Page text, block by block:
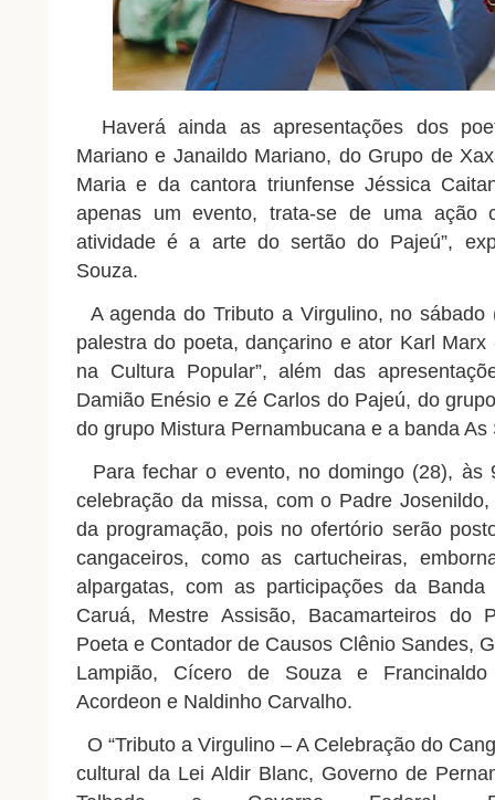
Haverá ainda as apresentações dos
Mariano e Janaildo Mariano, do Grupo de
Maria e da cantora triunfense Jéssica
apenas um evento, trata-se de uma ação
atividade é a arte do sertão do Pajeú”,
Souza.
A agenda do Tributo a Virgulino, no
palestra do poeta, dançarino e ator Karl Marx
na Cultura Popular”, além das
Damião Enésio e Zé Carlos do Pajeú, do
do grupo Mistura Pernambucana e a banda As
Para fechar o evento, no domingo (28), às
celebração da missa, com o Padre
da programação, pois no ofertório serão
cangaceiros, como as cartucheiras,
alpargatas, com as participações da
Caruá, Mestre Assisão, Bacamarteiros do
Poeta e Contador de Causos Clênio Sandes,
Lampião, Cícero de Souza e
Acordeon e Naldinho Carvalho.
O “Tributo a Virgulino – A Celebração do
cultural da Lei Aldir Blanc, Governo de